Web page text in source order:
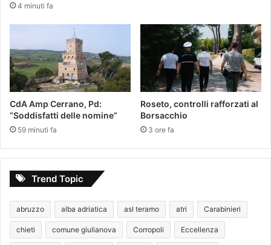
4 minuti fa
CdA Amp Cerrano, Pd:
“Soddisfatti delle nomine”
59 minuti fa
Roseto, controlli rafforzati al
Borsacchio
3 ore fa
Trend Topic
abruzzo alba adriatica asl teramo atri Carabinieri
chieti comune giulianova Corropoli Eccellenza